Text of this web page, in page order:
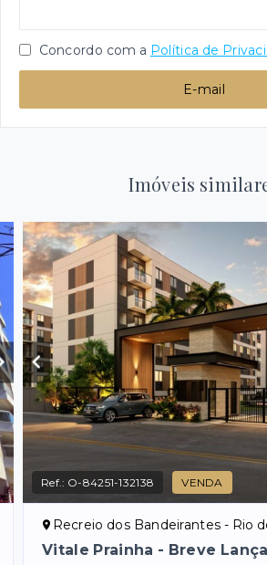
Concordo com a Política de
E-mail
Imóveis
Ref.: O-84251-132138 VENDA
Recreio dos Bandeirantes - Rio
Vitale Prainha - Breve